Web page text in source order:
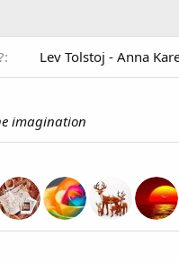
Lev Tolstoj - Anna
imagination